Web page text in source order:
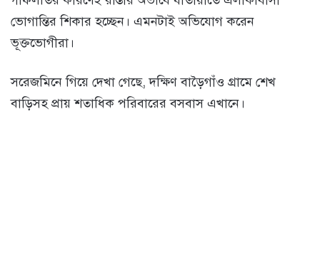
ভোগান্তির শিকার হচ্ছেন। এমনটাই অভিযোগ করেন
ভূক্তভোগীরা।
সরেজমিনে গিয়ে দেখা গেছে, দক্ষিণ বাড়ৈগাঁও গ্রামে শেখ
বাড়িসহ প্রায় শতাধিক পরিবারের বসবাস এখানে।